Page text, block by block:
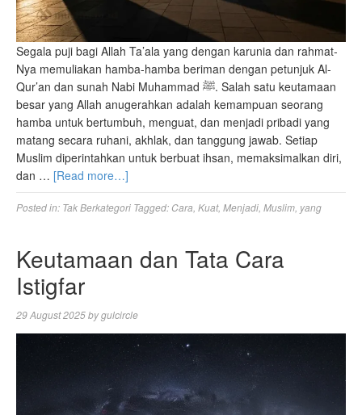
Segala puji bagi Allah Ta’ala yang dengan karunia dan rahmat-
Nya memuliakan hamba-hamba beriman dengan petunjuk Al-
Qur’an dan sunah Nabi Muhammad ﷺ. Salah satu keutamaan
besar yang Allah anugerahkan adalah kemampuan seorang
hamba untuk bertumbuh, menguat, dan menjadi pribadi yang
matang secara ruhani, akhlak, dan tanggung jawab. Setiap
Muslim diperintahkan untuk berbuat ihsan, memaksimalkan diri,
dan … [Read more…]
Posted in: Tak Berkategori Tagged: Cara Kuat, Menjadi Muslim yang
Keutamaan dan Tata Cara
Istigfar
29 August 2025bygulcircle